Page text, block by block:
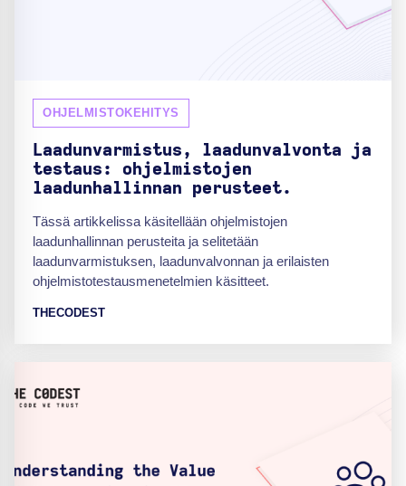
OHJELMISTOKEHITYS
Laadunvarmistus, laadunvalvonta ja
testaus: ohjelmistojen
laadunhallinnan perusteet.
Tässä artikkelissa käsitellään ohjelmistojen
laadunhallinnan perusteita ja selitetään
laadunvarmistuksen, laadunvalvonnan ja erilaisten
ohjelmistotestausmenetelmien käsitteet.
THECODEST